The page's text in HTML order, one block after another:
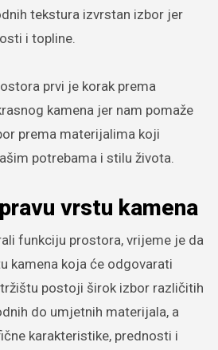
tekstura izvrstan izbor jer
i topline.
prvi je korak prema
kamena jer nam pomaže
prema materijalima koji
potrebama i stilu života.
vrstu kamena
funkciju prostora, vrijeme je da
kamena koja će odgovarati
postoji širok izbor različitih
do umjetnih materijala, a
karakteristike, prednosti i